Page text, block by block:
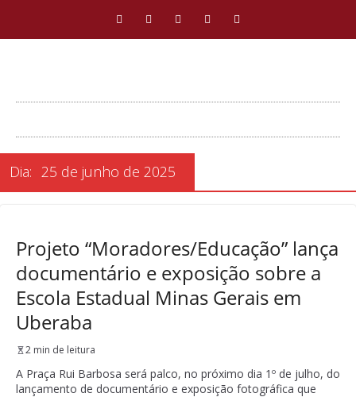
Dia: 25 de junho de 2025
Projeto “Moradores/Educação” lança
documentário e exposição sobre a
Escola Estadual Minas Gerais em
Uberaba
2 min de leitura
A Praça Rui Barbosa será palco, no próximo dia 1º de julho, do
lançamento de documentário e exposição fotográfica que